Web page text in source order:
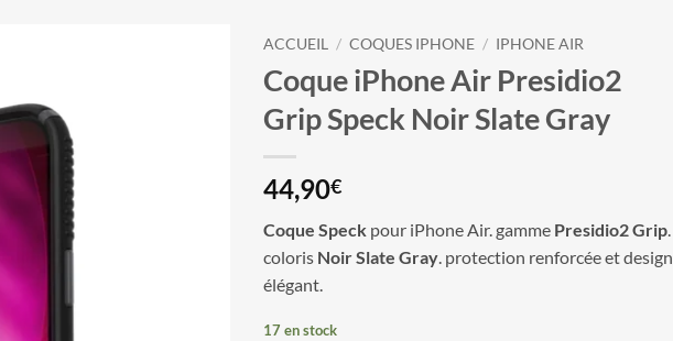
ACCUEIL / COQUES IPHONE / IPHONE AIR
Coque iPhone Air Presidio2
Grip Speck Noir Slate Gray
44,90€
Coque Speck pour iPhone Air. gamme Presidio2 Grip
coloris Noir Slate Gray . protection renforcée et design
élégant.
17 en stock